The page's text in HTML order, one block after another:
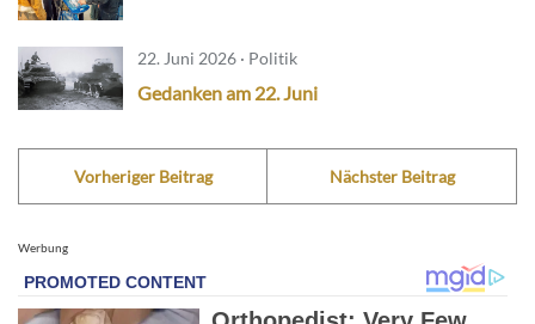
22. Juni 2026 · Politik
Gedanken am 22. Juni
Vorheriger Beitrag Nächster Beitrag
Werbung